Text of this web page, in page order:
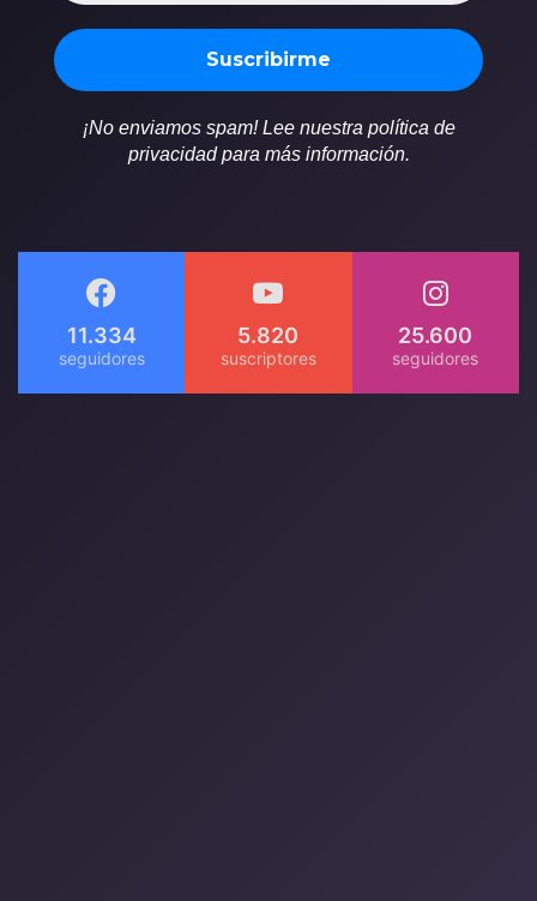
¡No enviamos spam! Lee nuestra política de
privacidad para más información.
11.334 5.820 25.600